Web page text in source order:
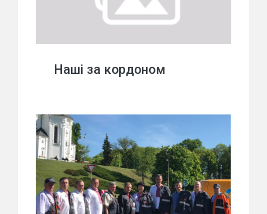
Наші за кордоном